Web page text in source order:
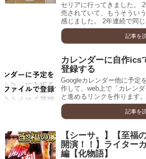
セリアに行ってきました。
売されていて、もうそうい
感じました。 2年連続で同じ
記事を
カレンダーに自作ics
登録する
Googleカレンダー他に予定
作して、web上で「カレンダ
と進めるリンクを作ります
記事を
【シーサ。】【至福
開演！！】ライター
編【化物語】